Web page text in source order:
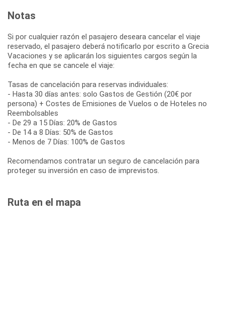
Notas
Si por cualquier razón el pasajero deseara cancelar el viaje
reservado, el pasajero deberá notificarlo por escrito a Grecia
Vacaciones y se aplicarán los siguientes cargos según la
fecha en que se cancele el viaje:
Tasas de cancelación para reservas individuales:
- Hasta 30 días antes: solo Gastos de Gestión (20€ por
persona) + Costes de Emisiones de Vuelos o de Hoteles no
Reembolsables
- De 29 a 15 Días: 20% de Gastos
- De 14 a 8 Días: 50% de Gastos
- Menos de 7 Días: 100% de Gastos
Recomendamos contratar un seguro de cancelación para
proteger su inversión en caso de imprevistos.
Ruta en el mapa